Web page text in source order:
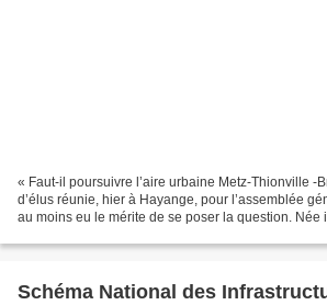
« Faut-il poursuivre l’aire urbaine Metz-Thionville -
d’élus réunie, hier à Hayange, pour l’assemblée
au moins eu le mérite de se poser la question. Née
Schéma National des